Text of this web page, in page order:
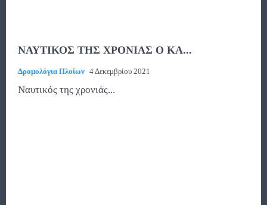
ΝΑΥΤΙΚΟΣ ΤΗΣ ΧΡΟΝΙΑΣ Ο ΚΑ...
Δρομολόγια Πλοίων 4 Δεκεμβρίου 2021
Ναυτικός της χρονιάς...